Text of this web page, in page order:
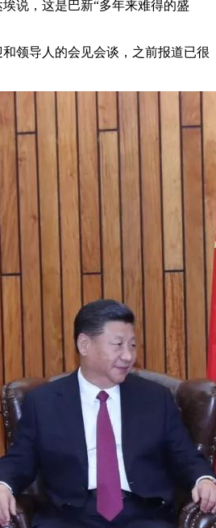
说，这是巴新“多年来难得的盛
导人的会见会谈，之前报道已很